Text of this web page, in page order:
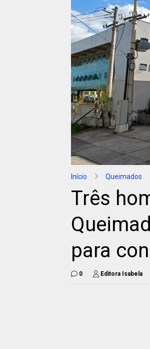
Início Queimados
Três
para
0 Editora Isabela